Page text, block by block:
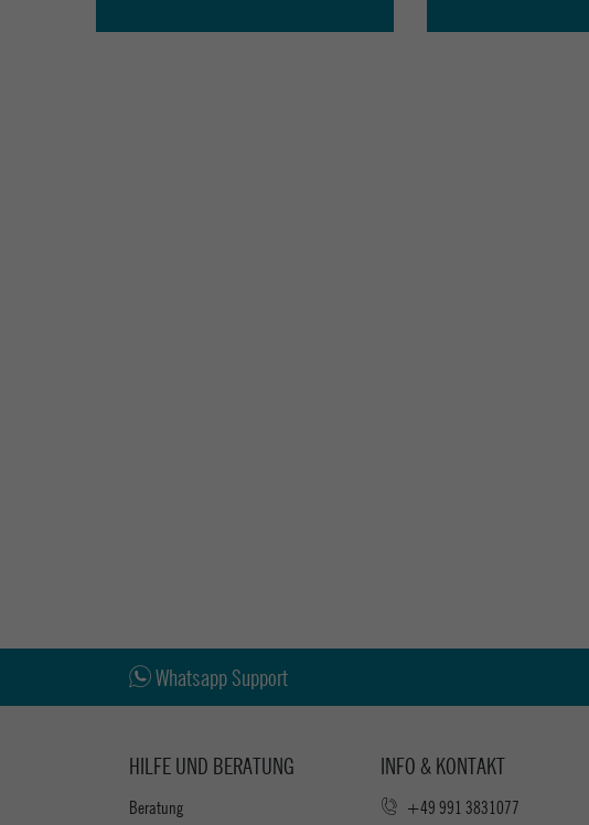
Whatsapp Support
HILFE UND BERATUNG
Beratung
INFO & KONTAKT
+49 991 3831077